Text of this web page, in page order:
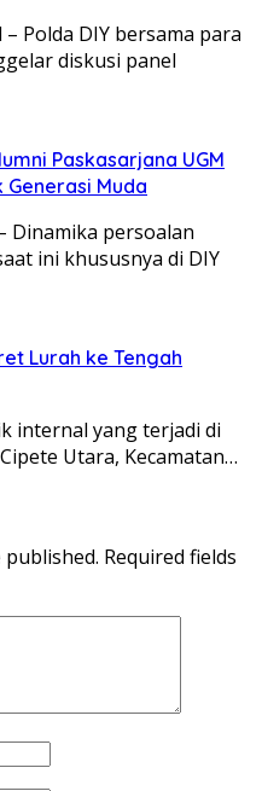
– Polda DIY bersama para
diskusi panel
Paskasarjana UGM
Generasi Muda
Dinamika persoalan
ini khususnya di DIY
Lurah ke Tengah
internal yang terjadi di
Utara, Kecamatan…
Required fields